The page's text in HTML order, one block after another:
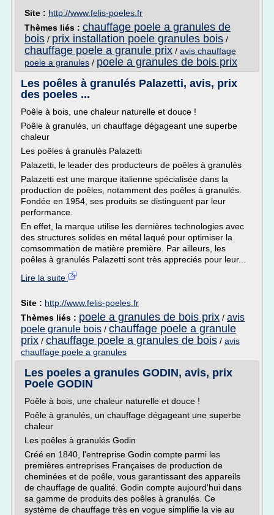
Site : http://www.felis-poeles.fr
Thèmes liés : chauffage poele a granules de
bois / prix installation poele granules bois /
chauffage poele a granule prix / avis chauffage
poele a granules / poele a granules de bois prix
Les poêles à granulés Palazetti, avis, prix
des poeles ...
Poêle à bois, une chaleur naturelle et douce !
Poêle à granulés, un chauffage dégageant une superbe
chaleur
Les poêles à granulés Palazetti
Palazetti, le leader des producteurs de poêles à granulés
Palazetti est une marque italienne spécialisée dans la
production de poêles, notamment des poêles à granulés.
Fondée en 1954, ses produits se distinguent par leur
performance.
En effet, la marque utilise les dernières technologies avec
des structures solides en métal laqué pour optimiser la
comsommation de matière première. Par ailleurs, les
poêles à granulés Palazetti sont très appreciés pour leur...
Lire la suite
Site : http://www.felis-poeles.fr
Thèmes liés : poele a granules de bois prix / avis
poele granule bois / chauffage poele a granule
prix / chauffage poele a granules de bois / avis
chauffage poele a granules
Les poeles a granules GODIN, avis, prix
Poele GODIN
Poêle à bois, une chaleur naturelle et douce !
Poêle à granulés, un chauffage dégageant une superbe
chaleur
Les poêles à granulés Godin
Créé en 1840, l'entreprise Godin compte parmi les
premières entreprises Françaises de production de
cheminées et de poêle, vous garantissant des appareils
de chauffage de qualité. Godin compte aujourd'hui dans
sa gamme de produits des poêles à granulés. Ce
système de chauffage très en vogue simplifie la vie au